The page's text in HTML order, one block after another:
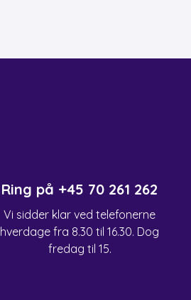
Ring på +45 70 261 262
Vi sidder klar ved telefonerne
hverdage fra 8.30 til 16.30. Dog
fredag til 15.